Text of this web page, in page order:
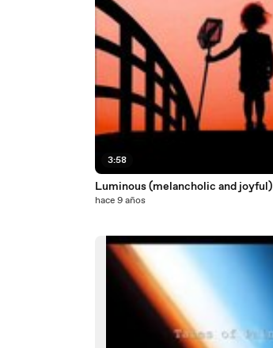
3:58
Luminous (melancholic and joyful)
hace 9 años